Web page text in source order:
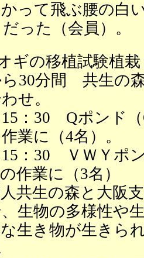
って飛ぶ腰の白
った（会員）。
ギの移植試験植栽
ら30分間 共生の
せ。
15：30 Qポンド
業に（4名）。
15：30 ＶＷＹポ
作業に（3名）
共生の森と大阪
生物の多様性や
生き物が生きら